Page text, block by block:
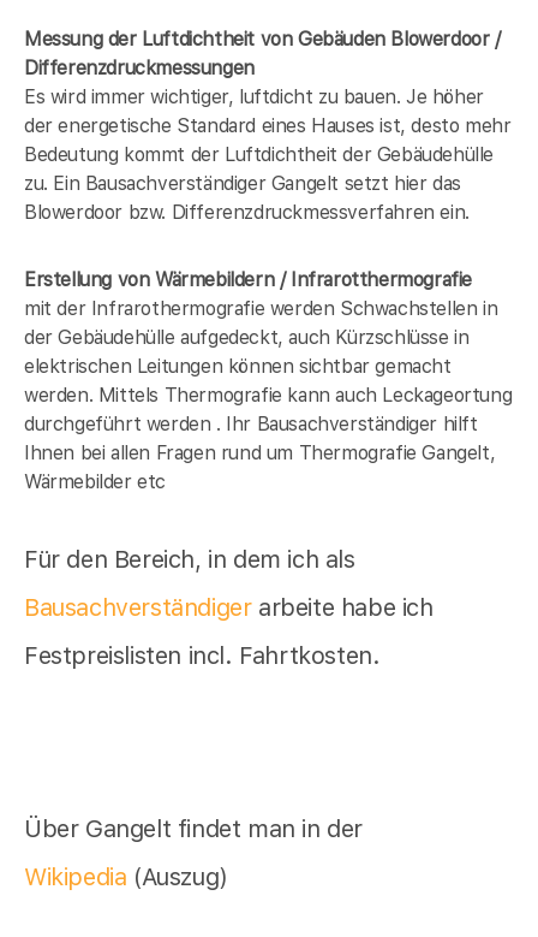
Messung der Luftdichtheit von Gebäuden Blowerdoor /
Differenzdruckmessungen
Es wird immer wichtiger, luftdicht zu bauen. Je höher
der energetische Standard eines Hauses ist, desto mehr
Bedeutung kommt der Luftdichtheit der Gebäudehülle
zu. Ein Bausachverständiger Gangelt setzt hier das
Blowerdoor bzw. Differenzdruckmessverfahren ein.
Erstellung von Wärmebildern / Infrarotthermografie
mit der Infrarothermografie werden Schwachstellen in
der Gebäudehülle aufgedeckt, auch Kürzschlüsse in
elektrischen Leitungen können sichtbar gemacht
werden. Mittels Thermografie kann auch Leckageortung
durchgeführt werden . Ihr Bausachverständiger hilft
Ihnen bei allen Fragen rund um Thermografie Gangelt,
Wärmebilder etc
Für den Bereich, in dem ich als
Bausachverständigerarbeite habe ich
Festpreislisten incl. Fahrtkosten.
Über Gangelt findet man in der
Wikipedia (Auszug)